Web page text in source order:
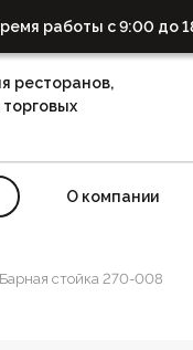
работы с 9:00 до
ресторанов,
торговых
О компании
Барная стойка 270-008